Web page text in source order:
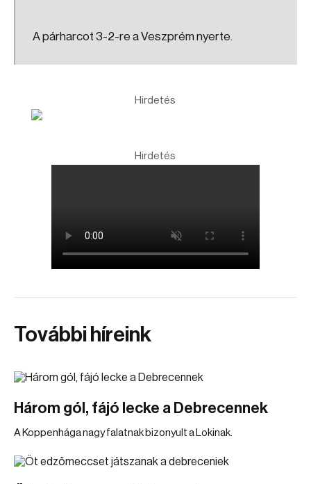
A párharcot 3-2-re a Veszprém nyerte.
Hirdetés
Hirdetés
További híreink
Három gól, fájó lecke a Debrecennek
A Koppenhága nagy falatnak bizonyult a Lokinak.